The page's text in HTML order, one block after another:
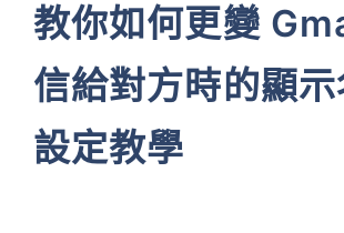
教你如何更變
信給對方時的顯示
設定教學